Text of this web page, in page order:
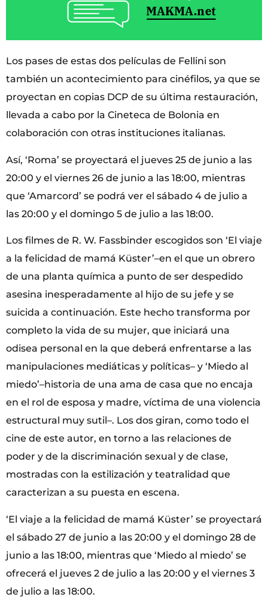
Los pases de estas dos películas de Fellini son
también un acontecimiento para cinéfilos, ya que se
proyectan en copias DCP de su última restauración,
llevada a cabo por la Cineteca de Bolonia en
colaboración con otras instituciones italianas.
Así, ‘Roma’ se proyectará el jueves 25 de junio a las
20:00 y el viernes 26 de junio a las 18:00, mientras
que ‘Amarcord’ se podrá ver el sábado 4 de julio a
las 20:00 y el domingo 5 de julio a las 18:00.
Los filmes de R. W. Fassbinder escogidos son ‘El viaje
a la felicidad de mamá Küster’–en el que un obrero
de una planta química a punto de ser despedido
asesina inesperadamente al hijo de su jefe y se
suicida a continuación. Este hecho transforma por
completo la vida de su mujer, que iniciará una
odisea personal en la que deberá enfrentarse a las
manipulaciones mediáticas y políticas– y ‘Miedo al
miedo’–historia de una ama de casa que no encaja
en el rol de esposa y madre, víctima de una violencia
estructural muy sutil–. Los dos giran, como todo el
cine de este autor, en torno a las relaciones de
poder y de la discriminación sexual y de clase,
mostradas con la estilización y teatralidad que
caracterizan a su puesta en escena.
‘El viaje a la felicidad de mamá Küster’ se proyectará
el sábado 27 de junio a las 20:00 y el domingo 28 de
junio a las 18:00, mientras que ‘Miedo al miedo’ se
ofrecerá el jueves 2 de julio a las 20:00 y el viernes 3
de julio a las 18:00.